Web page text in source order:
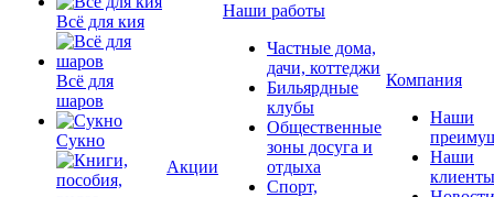
Всё для кия
Всё для
шаров
Сукно
Акции
Наши работы
Частные дома,
дачи, коттеджи
Бильярдные
клубы
Общественные
зоны досуга и
отдыха
Спорт,
Компания
Наши
Наши
клиенты